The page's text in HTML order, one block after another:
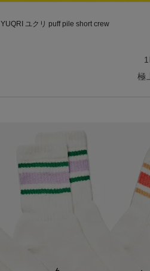
YUQRI ユクリ puff pile short crew
極